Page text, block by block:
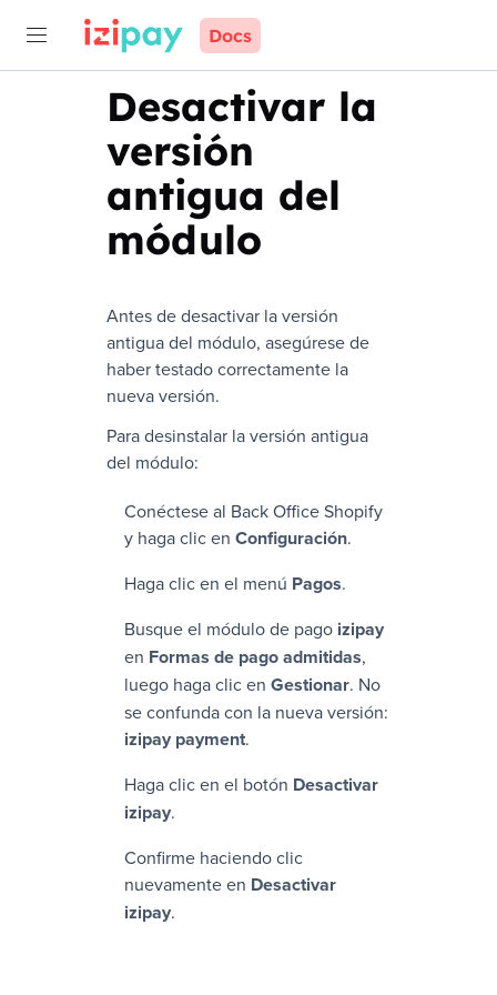
Docs
Desactivar la
versión
antigua del
módulo
Antes de desactivar la versión
antigua del módulo, asegúrese de
haber testado correctamente la
nueva versión.
Para desinstalar la versión antigua
del módulo:
Conéctese al Back Office Shopify
y haga clic en Configuración.
Haga clic en el menú Pagos.
Busque el módulo de pago izipay
en Formas de pago admitidas,
luego haga clic en Gestionar. No
se confunda con la nueva versión:
izipay payment.
Haga clic en el botón Desactivar
izipay.
Confirme haciendo clic
nuevamente en Desactivar
izipay.